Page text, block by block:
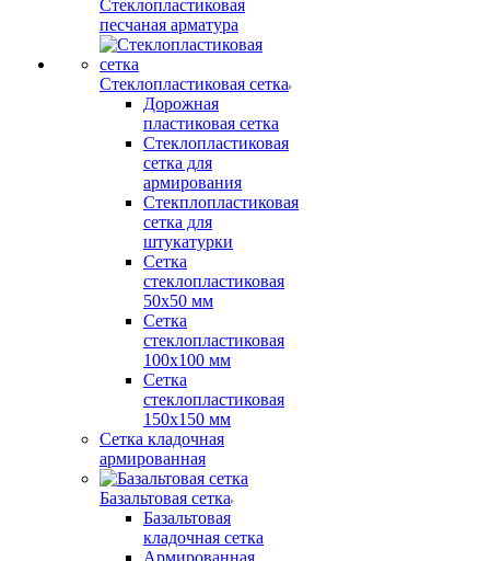
Стеклопластиковая
песчаная арматура
Стеклопластиковая сетка
Дорожная
пластиковая сетка
Стеклопластиковая
сетка для
армирования
Стекплопластиковая
сетка для
штукатурки
Сетка
стеклопластиковая
50x50 мм
Сетка
стеклопластиковая
100x100 мм
Сетка
стеклопластиковая
150x150 мм
Сетка кладочная
армированная
Базальтовая сетка
Базальтовая
кладочная сетка
Армированная